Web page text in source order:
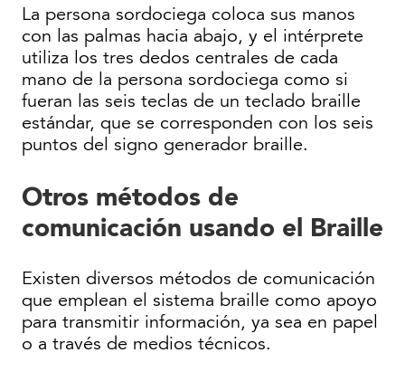
La persona sordociega coloca sus manos
con las palmas hacia abajo, y el intérprete
utiliza los tres dedos centrales de cada
mano de la persona sordociega como si
fueran las seis teclas de un teclado braille
estándar, que se corresponden con los seis
puntos del signo generador braille.
Otros métodos de
comunicación usando el Braille
Existen diversos métodos de comunicación
que emplean el sistema braille como apoyo
para transmitir información, ya sea en papel
o a través de medios técnicos.